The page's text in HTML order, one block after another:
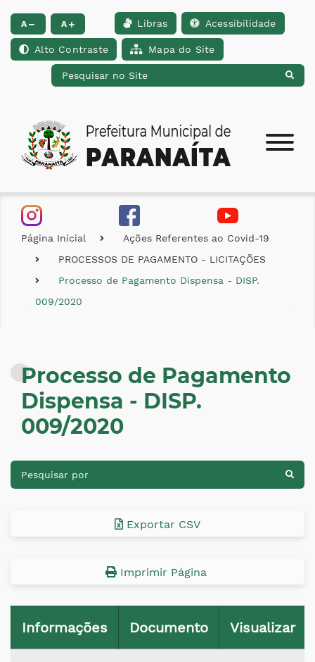
Ir para o conteúdo [alt+1] Ir para o menu [alt+2] Ir para a busca
A A Libras Acessibilidade
Alto Contraste Mapa do Site
Página Inicial
Ações Referentes ao Covid-19
PROCESSOS DE PAGAMENTO - LICITAÇÕES
Processo de Pagamento Dispensa - DISP.
009/2020
Processo de Pagamento
Dispensa - DISP.
009/2020
Exportar CSV
Imprimir Página
Informações Documento Visualizar